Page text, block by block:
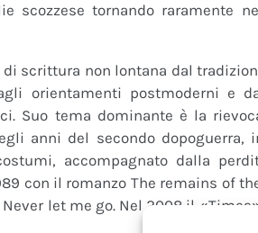
scozzese tornando raramente
scrittura non lontana dal
orientamenti postmoderni e
Suo tema dominante è la
anni del secondo dopoguerra,
accompagnato dalla
con il romanzo The remains of
let me go. Nel 2008 il